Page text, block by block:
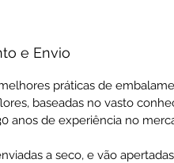
e Envio
práticas de
baseadas no vasto
anos de experiência no
a seco, e vão